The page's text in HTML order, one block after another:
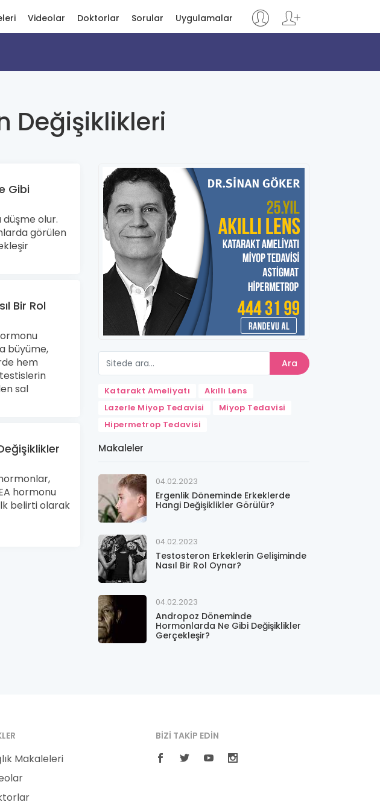
Videolar Doktorlar Sorular Uygulamalar
Değişiklikleri
Gibi
olur.
görülen
Bir Rol
büyüme,
hem
sal
hormonu
belirti olarak
Ara
Katarakt Ameliyatı
Akıllı Lens
Lazerle Miyop Tedavisi
Miyop Tedavisi
Hipermetrop Tedavisi
Makaleler
04.02.2023
Ergenlik Döneminde Erkeklerde
Hangi Değişiklikler Görülür?
04.02.2023
Testosteron Erkeklerin Gelişiminde
Nasıl Bir Rol Oynar?
04.02.2023
Andropoz Döneminde
Hormonlarda Ne Gibi Değişiklikler
Gerçekleşir?
Makaleleri
BIZI TAKIP EDIN